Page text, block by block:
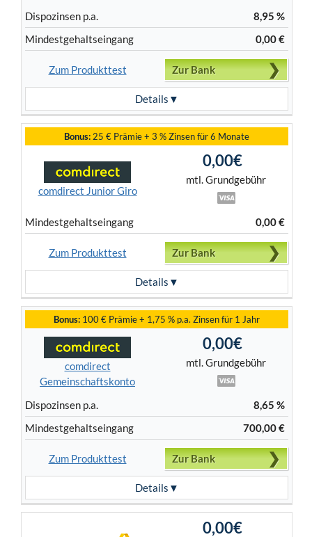
Dispo­zinsen p.a.
8,95 %
Mindest­gehalts­eingang
0,00 €
Zum Produkttest
Details
Zur Bank
comdirect Junior Giro
0,00€
mtl. Grundgebühr
Mindest­gehalts­eingang 0,00 €
Bonus:25 € Prämie + 3 % Zinsen für 6 Monate
Zum Produkttest
Details
Zur Bank
comdirect
Gemeinschaftskonto
0,00€
mtl. Grundgebühr
Dispo­zinsen p.a.
8,65 %
Mindest­gehalts­eingang
700,00 €
Bonus: 100 € Prämie + 1,75 % p.a. Zinsen für 1 Jahr
Zum Produkttest
Details
Zur Bank
0,00€